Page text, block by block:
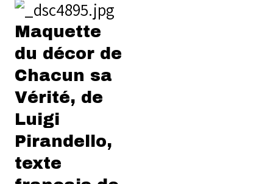
Maquette
du décor de
Chacun sa
Vérité, de
Luigi
Pirandello,
texte